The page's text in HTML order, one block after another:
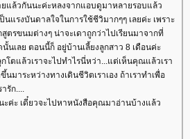
ล้วกันนะค่ะหลงจากแอบดูมาหลายรอบแล้ว
นแรงบันดาลใจในการใช้ชีวิมากๆๆ เลยค่ะ เพราะ
ตรขนมต่างๆ น่าจะเดาถูกว่าไปเรียนมาจากที่
นเลย ตอนนี้ก็ อยู่บ้านเลี้ยงลูกสาว 8 เดือนค่ะ
ตแล้วเราจะไปทำไรนี่หว่า...แต่เห็นคุณแล้วเรา
นมาระหว่างทางเดินชีวิตเราเอง ถ้าเราทำเพื่อ
รัก....
ะค่ะ เดี๋ยวจะไปหาหนังสือคุณมาอ่านบ้างแล้ว